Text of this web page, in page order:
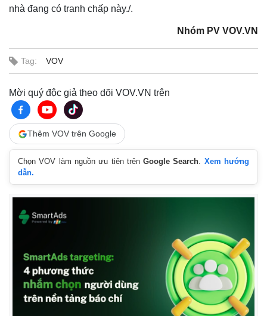
nhà đang có tranh chấp này./.
Nhóm PV VOV.VN
Tag: VOV
Mời quý độc giả theo dõi VOV.VN trên
Thêm VOV trên Google
Chọn VOV làm nguồn ưu tiên trênGoogle Search. Xem hướng
dẫn.